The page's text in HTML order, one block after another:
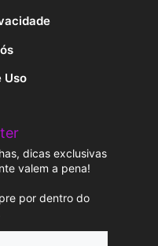
Uso
dicas exclusivas
valem a pena!
por dentro do